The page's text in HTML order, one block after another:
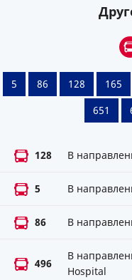
5 86 128 165
651
128 В
5 В
86 В
496
В
Hospital